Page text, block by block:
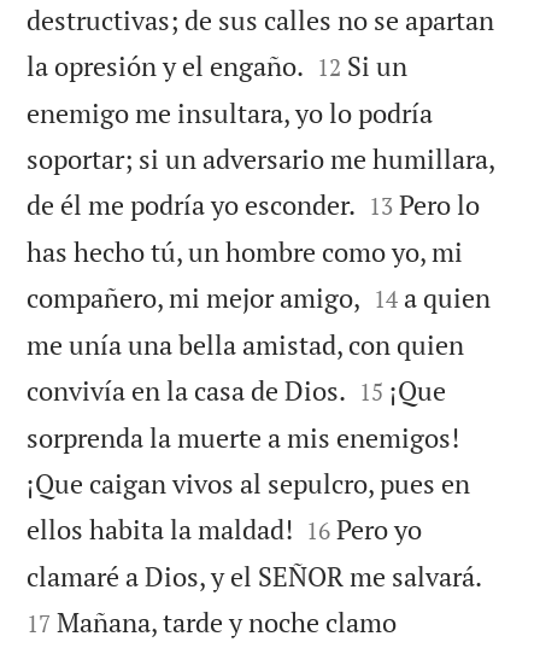
destructivas; de sus calles no se apartan
la opresión y el engaño. 

12 Si un
enemigo me insultara, yo lo podría
soportar; si un adversario me humillara,
de él me podría yo esconder. 

13 Pero lo
has hecho tú, un hombre como yo, mi
compañero, mi mejor amigo, 

14 a quien
me unía una bella amistad, con quien
convivía en la casa de Dios. 

15 ¡Que
sorprenda la muerte a mis enemigos!
¡Que caigan vivos al sepulcro, pues en
ellos habita la maldad! 

16 Pero yo
clamaré a Dios, y el SEÑOR me salvará.
17 Mañana, tarde y noche clamo